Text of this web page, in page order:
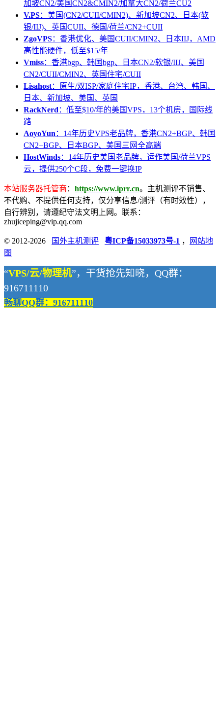
加坡CN2/美国CN2&CMIN2/加拿大CN2/荷兰CU2
V.PS：美国(CN2/CUII/CMIN2)、新加坡CN2、日本(软
银/IIJ)、英国CUII、德国/荷兰/CN2+CUII
ZgoVPS：香港优化、美国CUII/CMIN2、日本IIJ，AMD
高性能硬件，低至$15/年
Vmiss：香港bgp、韩国bgp、日本CN2/软银/IIJ、美国
CN2/CUII/CMIN2、英国住宅/CUII
Lisahost：原生/双ISP/家庭住宅IP，香港、台湾、韩国、
日本、新加坡、美国、英国
RackNerd ：低至$10/年的美国VPS，13个机房，国际线
路
AoyoYun ：14年历史VPS老品牌，香港CN2+BGP、韩国
CN2+BGP、日本BGP、美国三网全高端
HostWinds：14年历史美国老品牌，运作美国/荷兰VPS
云，提供250个C段，免费一键换IP
本站服务器托管商 ： https://www.iprr.cn。主机测评不销售、
不代购、不提供任何支持，仅分享信息/测评（有时效性），
自行辨别，请遵纪守法文明上网。联系：
zhujiceping@vip.qq.com
© 2012-2026 国外主机测评 粤ICP备15033973号-1 ，
网站地
图
“VPS/云/物理机”，干货抢先知晓，QQ群：
916711110
畅聊QQ群：916711110